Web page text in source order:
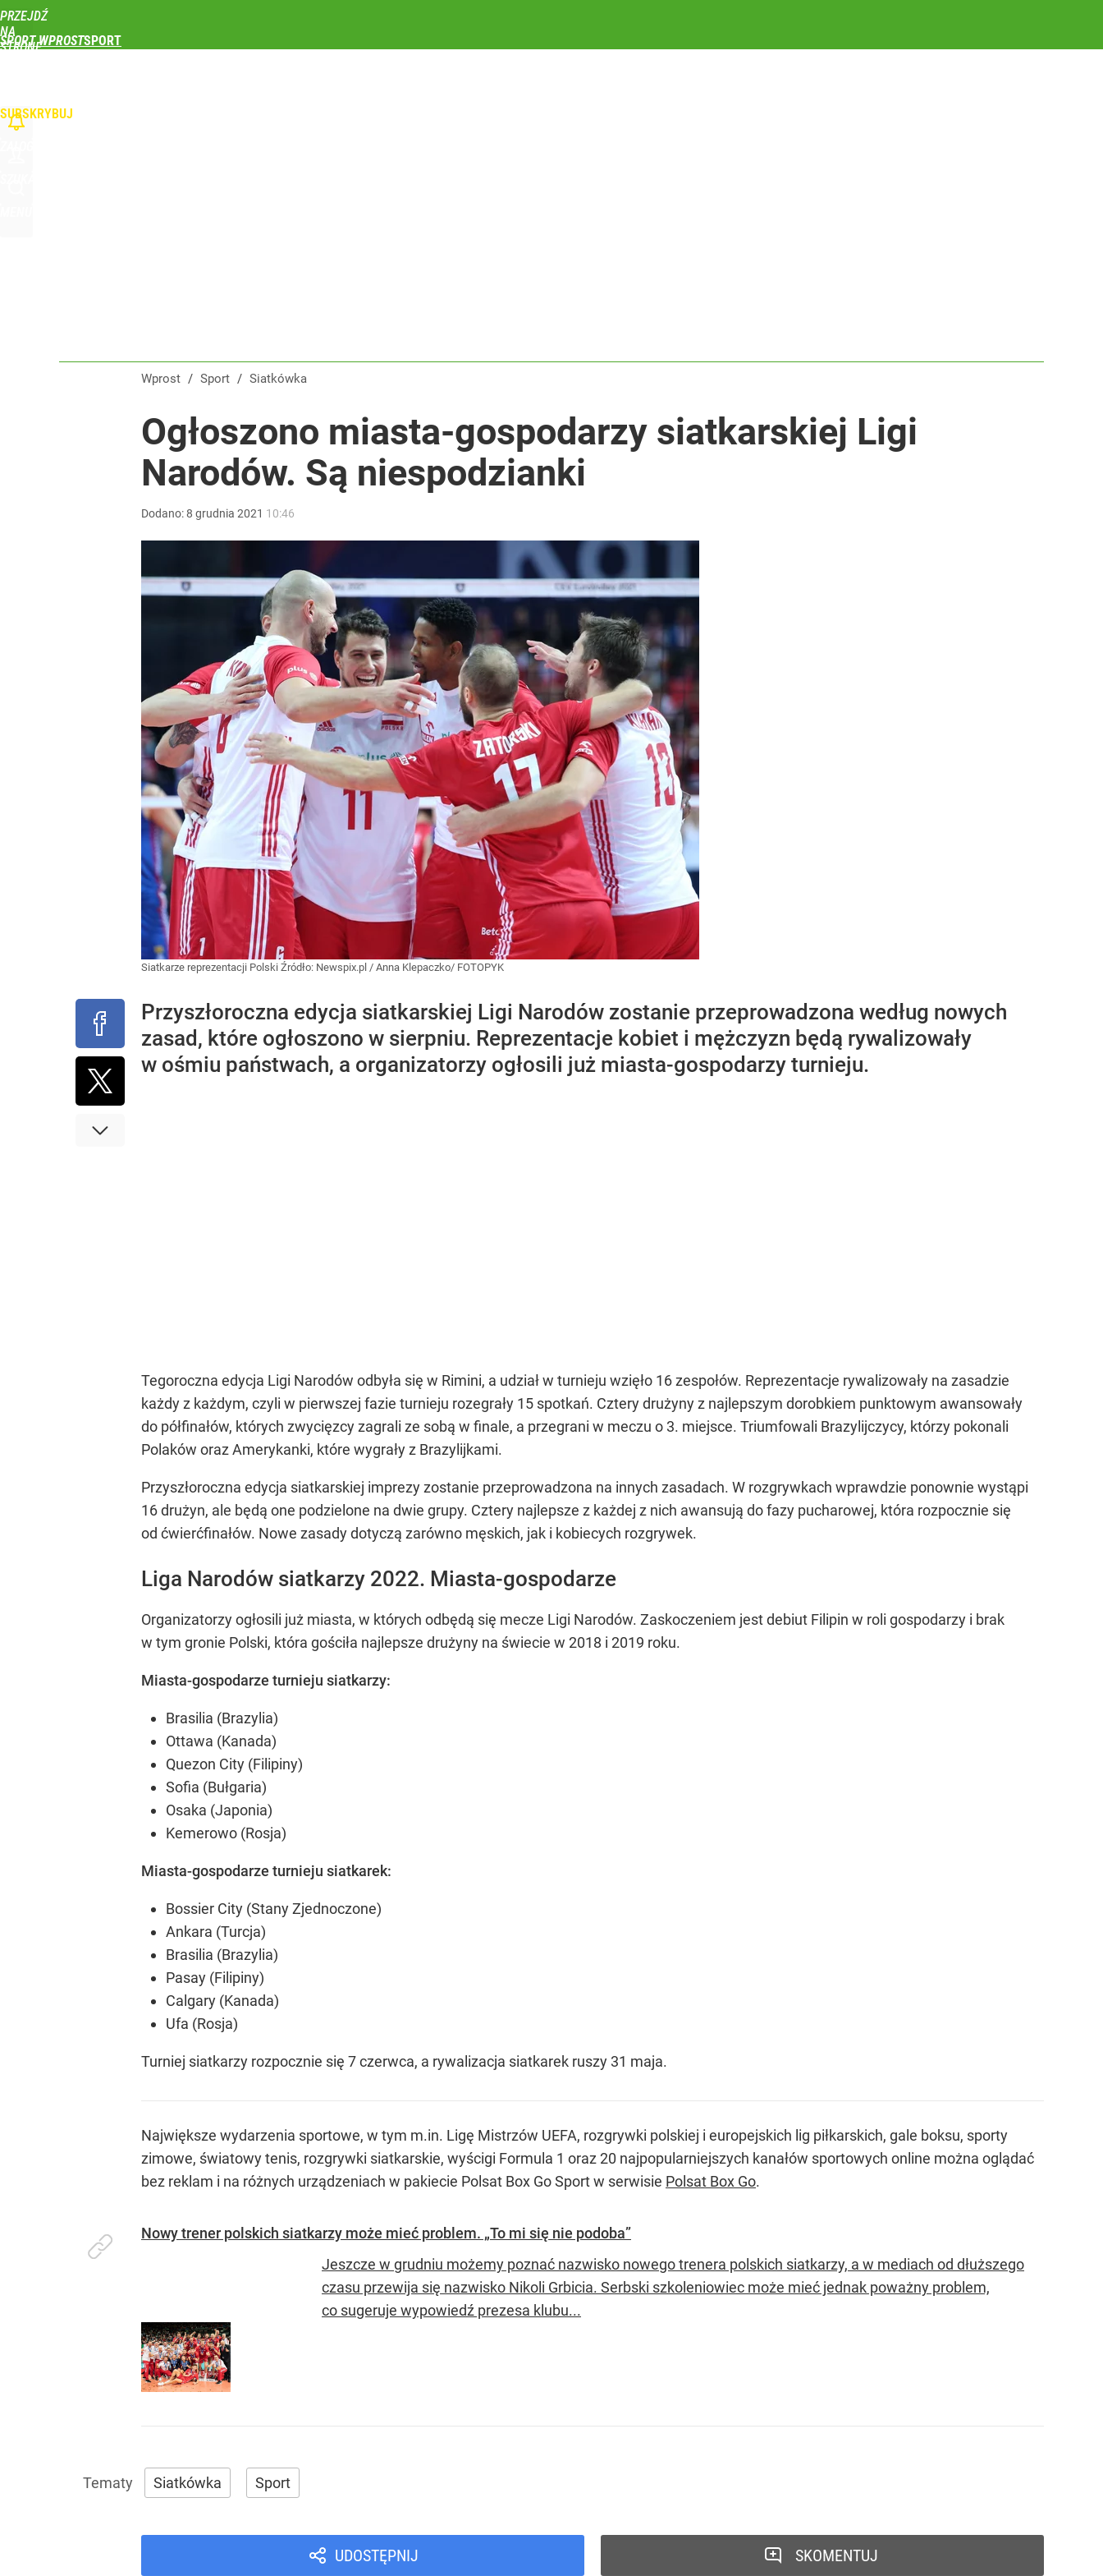
PRZEJDŹ
NA
STRONĘ
SPORT WPROST
SUBSKRYBUJ
Wprost / Sport / Siatkówka
Ogłoszono miasta-gospodarzy siatkarskiej Ligi
Narodów. Są niespodzianki
Dodano:8 grudnia 2021 10:46
Siatkarze reprezentacji Polski Źródło: Newspix.pl / Anna Klepaczko/ FOTOPYK
Przyszłoroczna edycja siatkarskiej Ligi Narodów zostanie przeprowadzona według nowych
zasad, które ogłoszono w sierpniu. Reprezentacje kobiet i mężczyzn będą rywalizowały
w ośmiu państwach, a organizatorzy ogłosili już miasta-gospodarzy turnieju.
Tegoroczna edycja Ligi Narodów odbyła się w Rimini, a udział w turnieju wzięło 16 zespołów. Reprezentacje rywalizowały na zasadzie
każdy z każdym, czyli w pierwszej fazie turnieju rozegrały 15 spotkań. Cztery drużyny z najlepszym dorobkiem punktowym awansowały
do półfinałów, których zwycięzcy zagrali ze sobą w finale, a przegrani w meczu o 3. miejsce. Triumfowali Brazylijczycy, którzy pokonali
Polaków oraz Amerykanki, które wygrały z Brazylijkami.
Przyszłoroczna edycja siatkarskiej imprezy zostanie przeprowadzona na innych zasadach. W rozgrywkach wprawdzie ponownie wystąpi
16 drużyn, ale będą one podzielone na dwie grupy. Cztery najlepsze z każdej z nich awansują do fazy pucharowej, która rozpocznie się
od ćwierćfinałów. Nowe zasady dotyczą zarówno męskich, jak i kobiecych rozgrywek.
Liga Narodów siatkarzy 2022. Miasta-gospodarze
Organizatorzy ogłosili już miasta, w których odbędą się mecze Ligi Narodów. Zaskoczeniem jest debiut Filipin w roli gospodarzy i brak
w tym gronie Polski, która gościła najlepsze drużyny na świecie w 2018 i 2019 roku.
Miasta-gospodarze turnieju siatkarzy:
Brasilia (Brazylia)
Ottawa (Kanada)
Quezon City (Filipiny)
Sofia (Bułgaria)
Osaka (Japonia)
Kemerowo (Rosja)
Miasta-gospodarze turnieju siatkarek:
Bossier City (Stany Zjednoczone)
Ankara (Turcja)
Brasilia (Brazylia)
Pasay (Filipiny)
Calgary (Kanada)
Ufa (Rosja)
Turniej siatkarzy rozpocznie się 7 czerwca, a rywalizacja siatkarek ruszy 31 maja.
Największe wydarzenia sportowe, w tym m.in. Ligę Mistrzów UEFA, rozgrywki polskiej i europejskich lig piłkarskich, gale boksu, sporty
zimowe, światowy tenis, rozgrywki siatkarskie, wyścigi Formula 1 oraz 20 najpopularniejszych kanałów sportowych online można oglądać
bez reklam i na różnych urządzeniach w pakiecie Polsat Box Go Sport w serwisie Polsat Box Go.
Nowy trener polskich siatkarzy może mieć problem. „To mi się nie podoba”
Jeszcze w grudniu możemy poznać nazwisko nowego trenera polskich siatkarzy, a w mediach od dłuższego
czasu przewija się nazwisko Nikoli Grbicia. Serbski szkoleniowiec może mieć jednak poważny problem,
co sugeruje wypowiedź prezesa klubu...
Siatkówka Sport
UDOSTĘPNIJ SKOMENTUJ